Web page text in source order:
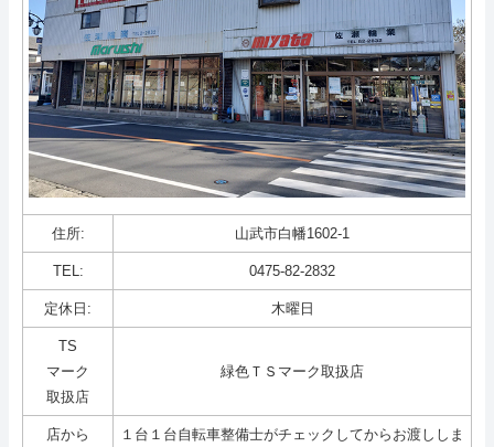
組合員ページ
ホーム
サイトマップ
住所: 山武市白幡1602-1
TEL: 0475-82-2832
定休日: 木曜日
TS
マーク
取扱店
緑色ＴＳマーク取扱店
店から
１台１台自転車整備士がチェックしてからお渡ししま